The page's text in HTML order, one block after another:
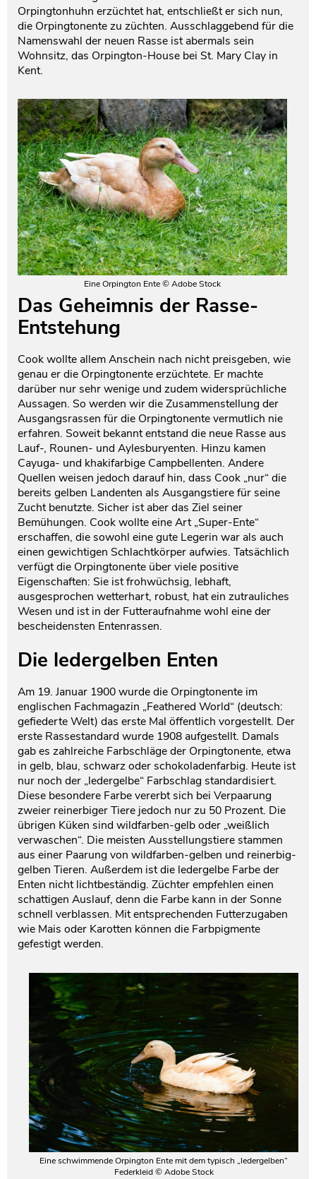
Orpingtonhuhn erzüchtet hat, entschließt er sich nun,
die Orpingtonente zu züchten. Ausschlaggebend für die
Namenswahl der neuen Rasse ist abermals sein
Wohnsitz, das Orpington-House bei St. Mary Clay in
Kent.
Eine Orpington Ente © Adobe Stock
Das Geheimnis der Rasse-
Entstehung
Cook wollte allem Anschein nach nicht preisgeben, wie
genau er die Orpingtonente erzüchtete. Er machte
darüber nur sehr wenige und zudem widersprüchliche
Aussagen. So werden wir die Zusammenstellung der
Ausgangsrassen für die Orpingtonente vermutlich nie
erfahren. Soweit bekannt entstand die neue Rasse aus
Lauf-, Rounen- und Aylesburyenten. Hinzu kamen
Cayuga- und khakifarbige Campbellenten. Andere
Quellen weisen jedoch darauf hin, dass Cook „nur“ die
bereits gelben Landenten als Ausgangstiere für seine
Zucht benutzte. Sicher ist aber das Ziel seiner
Bemühungen. Cook wollte eine Art „Super-Ente“
erschaffen, die sowohl eine gute Legerin war als auch
einen gewichtigen Schlachtkörper aufwies. Tatsächlich
verfügt die Orpingtonente über viele positive
Eigenschaften: Sie ist frohwüchsig, lebhaft,
ausgesprochen wetterhart, robust, hat ein zutrauliches
Wesen und ist in der Futteraufnahme wohl eine der
bescheidensten Entenrassen.
Die ledergelben Enten
Am 19. Januar 1900 wurde die Orpingtonente im
englischen Fachmagazin „Feathered World“ (deutsch:
gefiederte Welt) das erste Mal öffentlich vorgestellt. Der
erste Rassestandard wurde 1908 aufgestellt. Damals
gab es zahlreiche Farbschläge der Orpingtonente, etwa
in gelb, blau, schwarz oder schokoladenfarbig. Heute ist
nur noch der „ledergelbe“ Farbschlag standardisiert.
Diese besondere Farbe vererbt sich bei Verpaarung
zweier reinerbiger Tiere jedoch nur zu 50 Prozent. Die
übrigen Küken sind wildfarben-gelb oder „weißlich
verwaschen“. Die meisten Ausstellungstiere stammen
aus einer Paarung von wildfarben-gelben und reinerbig-
gelben Tieren. Außerdem ist die ledergelbe Farbe der
Enten nicht lichtbeständig. Züchter empfehlen einen
schattigen Auslauf, denn die Farbe kann in der Sonne
schnell verblassen. Mit entsprechenden Futterzugaben
wie Mais oder Karotten können die Farbpigmente
gefestigt werden.
Eine schwimmende Orpington Ente mit dem typisch „ledergelben“
Federkleid © Adobe Stock
Testament und Nachlass
Netzwerk- und Kooperationspartner